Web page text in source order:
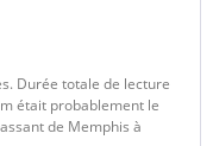
Durée totale de lecture
était probablement le
de Memphis à